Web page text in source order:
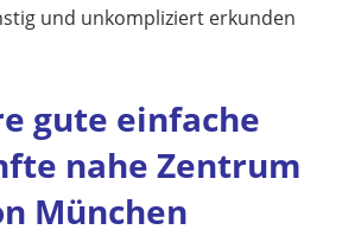
und unkompliziert erkunden
gute einfache
nahe Zentrum
München